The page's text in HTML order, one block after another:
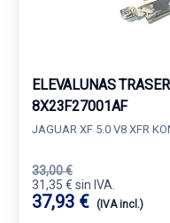
ELEVALUNAS
8X23F27001AF
JAGUAR XF 5.0 V8 XFR
33,00 €
31,35 € sin IVA.
37,93 € (IVA incl.)